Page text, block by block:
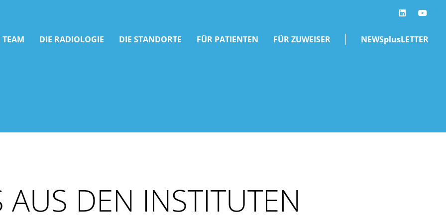
LinkedIn
TEAM DIE RADIOLOGIE DIE STANDORTE FÜR PATIENTEN FÜR ZUWEISER NEWSplusLETTER
AUS DEN INSTITUTEN